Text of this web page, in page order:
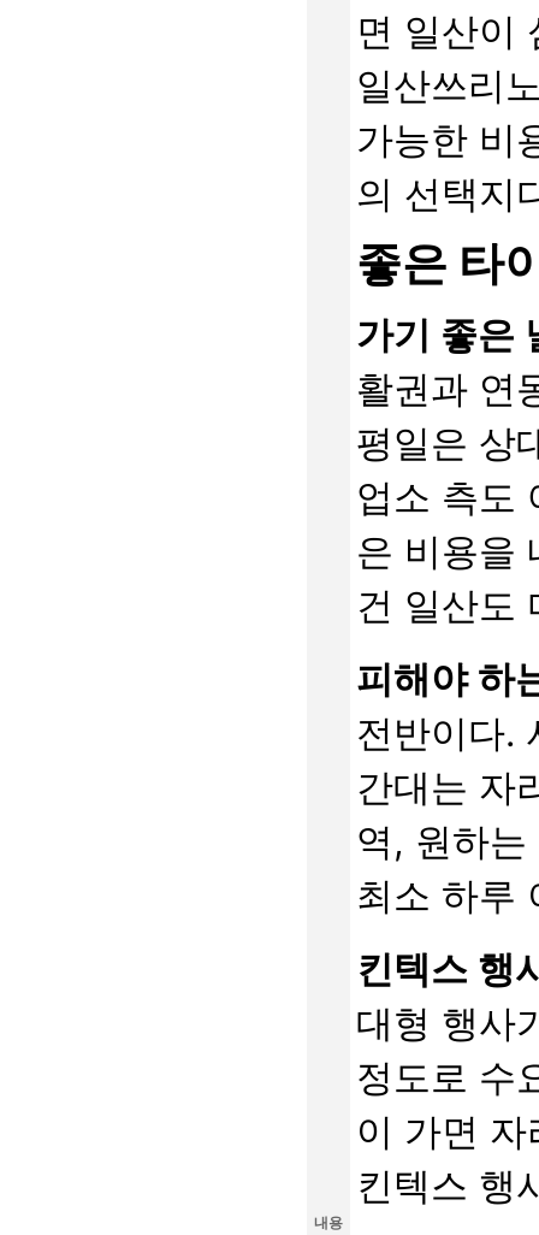
내용
면 일산이
일산쓰리
가능한 비
의 선택지
좋은 타
가기 좋은
활권과 연
평일은 상
업소 측도
은 비용을
건 일산도
피해야 하
전반이다.
간대는 자
역, 원하는
최소 하루
킨텍스 행
대형 행사
정도로 수
이 가면
킨텍스 행